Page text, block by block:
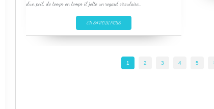
d'un poil, de temps en temps il jette un regard circulaire...
EN SAVOIR PLUS
1 2 3 4 5